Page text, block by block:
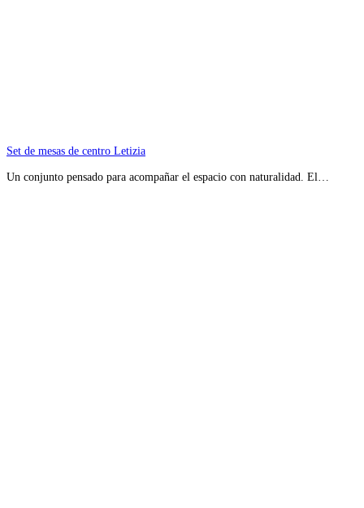
Set de mesas de centro Letizia
Un conjunto pensado para acompañar el espacio con naturalidad. El…